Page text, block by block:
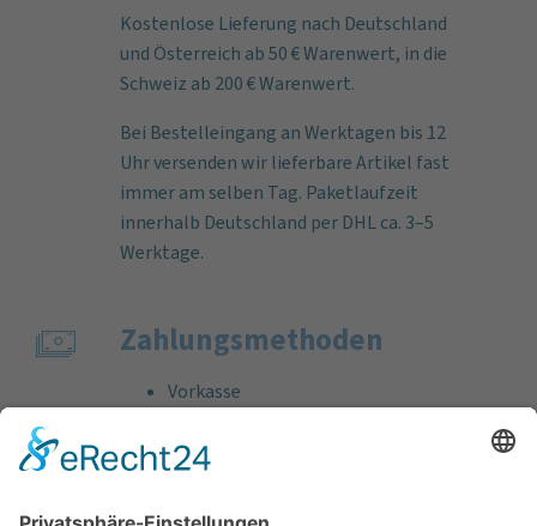
Kostenlose Lieferung nach Deutschland
und Österreich ab 50 € Warenwert, in die
Schweiz ab 200 € Warenwert.
Bei Bestelleingang an Werktagen bis 12
Uhr versenden wir lieferbare Artikel fast
immer am selben Tag. Paketlaufzeit
innerhalb Deutschland per DHL ca. 3–5
Werktage.
Zahlungs­methoden
Vorkasse
Bankeinzug
Kreditkarte (VISA & MasterCard)